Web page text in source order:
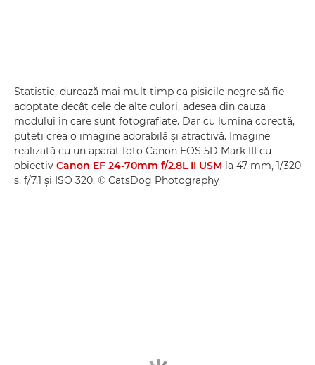
Statistic, durează mai mult timp ca pisicile negre să fie
adoptate decât cele de alte culori, adesea din cauza
modului în care sunt fotografiate. Dar cu lumina corectă,
puteţi crea o imagine adorabilă şi atractivă. Imagine
realizată cu un aparat foto Canon EOS 5D Mark III cu
obiectiv Canon EF 24-70mm f/2.8L II USM la 47 mm, 1/320
s, f/7,1 şi ISO 320. © CatsDog Photography